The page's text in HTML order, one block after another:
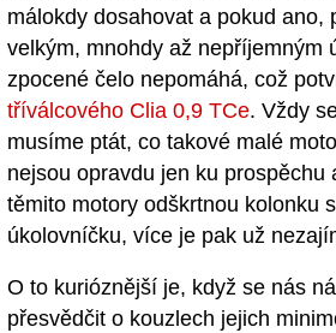
málokdy dosahovat a pokud ano,
velkým, mnohdy až nepříjemným
zpocené čelo nepomáhá, což
tříválcového Clia 0,9 TCe. Vždy
musíme ptát, co takové malé
nejsou opravdu jen ku prospěchu
těmito motory odškrtnou kolonku
úkolovníčku, více je pak už
O to kurióznější je, když se nás
přesvědčit o kouzlech jejich